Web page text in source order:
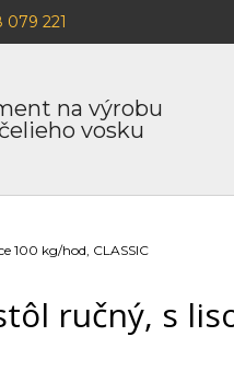
na výrobu
vosku
079 221
100 kg/hod, CLASSIC
ručný, s